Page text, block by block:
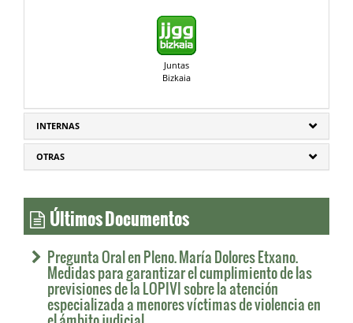
Juntas
Bizkaia
INTERNAS
OTRAS
Últimos Documentos
Pregunta Oral en Pleno. María Dolores Etxano.
Medidas para garantizar el cumplimiento de las
previsiones de la LOPIVI sobre la atención
especializada a menores víctimas de violencia en